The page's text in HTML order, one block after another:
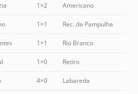
1×2 Americano
1×1 Rec. da Pampulha
1×1 Rio Branco
1×0 Retiro
4×0 Labareda